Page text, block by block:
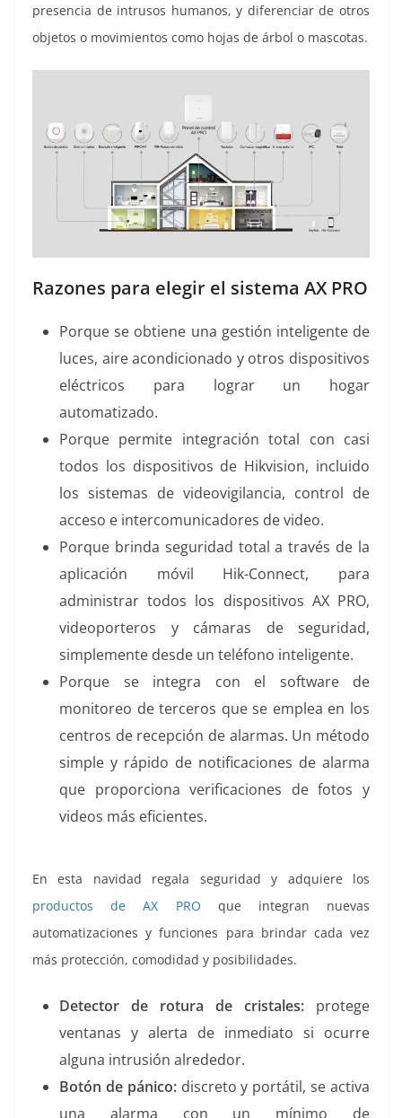
presencia de intrusos humanos, y diferenciar de otros
objetos o movimientos como hojas de árbol o mascotas.
Razones para elegir el sistema AX PRO
Porque se obtiene una gestión inteligente de
luces, aire acondicionado y otros dispositivos
eléctricos para lograr un hogar
automatizado.
Porque permite integración total con casi
todos los dispositivos de Hikvision, incluido
los sistemas de videovigilancia, control de
acceso e intercomunicadores de video.
Porque brinda seguridad total a través de la
aplicación móvil Hik-Connect, para
administrar todos los dispositivos AX PRO,
videoporteros y cámaras de seguridad,
simplemente desde un teléfono inteligente.
Porque se integra con el software de
monitoreo de terceros que se emplea en los
centros de recepción de alarmas. Un método
simple y rápido de notificaciones de alarma
que proporciona verificaciones de fotos y
videos más eficientes.
En esta navidad regala seguridad y adquiere los
productos de AX PRO que integran nuevas
automatizaciones y funciones para brindar cada vez
más protección, comodidad y posibilidades.
Detector de rotura de cristales: protege
ventanas y alerta de inmediato si ocurre
alguna intrusión alrededor.
Botón de pánico:discreto y portátil, se activa
una alarma con un mínimo de